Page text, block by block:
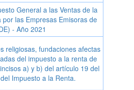
General a las Ventas de la
las Empresas Emisoras de
- Año 2021
religiosas, fundaciones afectas
del impuesto a la renta de
a) y b) del artículo 19 del
Impuesto a la Renta.